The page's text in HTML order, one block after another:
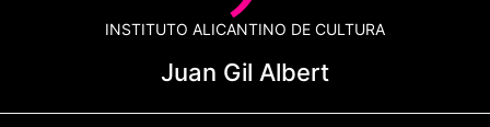
INSTITUTO ALICANTINO DE CULTURA
Juan Gil Albert